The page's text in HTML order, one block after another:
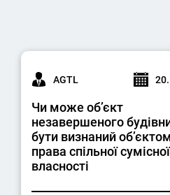
AGTL
Чи може об’єкт
незавершеного
бути визнаний
права спільної сумісної
власності